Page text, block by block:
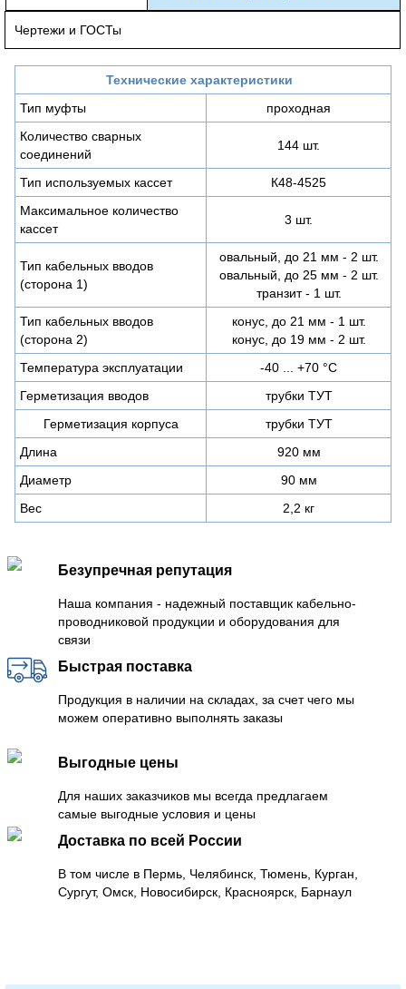
Чертежи и ГОСТы
Технические характеристики
Тип муфты
проходная
Количество сварных
соединений
144 шт.
Тип используемых кассет
К48-4525
Максимальное количество
кассет
3 шт.
Тип кабельных вводов
(сторона 1)
овальный, до 21 мм - 2 шт.
овальный, до 25 мм - 2 шт.
транзит - 1 шт.
Тип кабельных вводов
(сторона 2)
конус, до 21 мм - 1 шт.
конус, до 19 мм - 2 шт.
Температура эксплуатации
-40 ... +70 °С
Герметизация вводов
трубки ТУТ
Герметизация корпуса
трубки ТУТ
Длина
920 мм
Диаметр
90 мм
Вес
2,2 кг
Безупречная репутация
Наша компания - надежный поставщик кабельно-
проводниковой продукции и оборудования для
связи
Быстрая поставка
Продукция в наличии на складах, за счет чего мы
можем оперативно выполнять заказы
Выгодные цены
Для наших заказчиков мы всегда предлагаем
самые выгодные условия и цены
Доставка по всей России
В том числе в Пермь, Челябинск, Тюмень, Курган,
Сургут, Омск, Новосибирск, Красноярск, Барнаул